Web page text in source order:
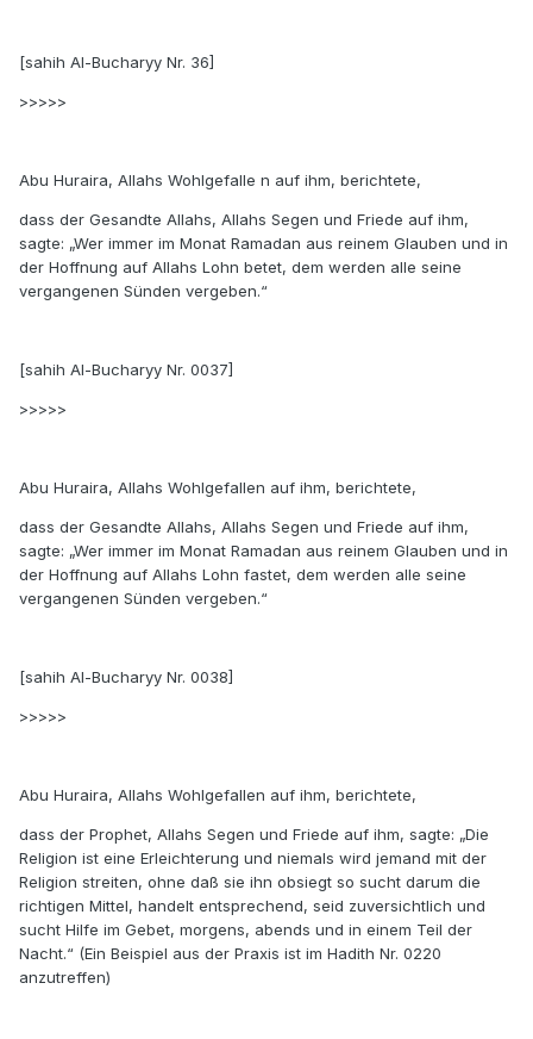
[sahih Al-Bucharyy Nr. 36]
>>>>>
Abu Huraira, Allahs Wohlgefalle n auf ihm, berichtete,
dass der Gesandte Allahs, Allahs Segen und Friede auf ihm,
sagte: „Wer immer im Monat Ramadan aus reinem Glauben und in
der Hoffnung auf Allahs Lohn betet, dem werden alle seine
vergangenen Sünden vergeben.“
[sahih Al-Bucharyy Nr. 0037]
>>>>>
Abu Huraira, Allahs Wohlgefallen auf ihm, berichtete,
dass der Gesandte Allahs, Allahs Segen und Friede auf ihm,
sagte: „Wer immer im Monat Ramadan aus reinem Glauben und in
der Hoffnung auf Allahs Lohn fastet, dem werden alle seine
vergangenen Sünden vergeben.“
[sahih Al-Bucharyy Nr. 0038]
>>>>>
Abu Huraira, Allahs Wohlgefallen auf ihm, berichtete,
dass der Prophet, Allahs Segen und Friede auf ihm, sagte: „Die
Religion ist eine Erleichterung und niemals wird jemand mit der
Religion streiten, ohne daß sie ihn obsiegt so sucht darum die
richtigen Mittel, handelt entsprechend, seid zuversichtlich und
sucht Hilfe im Gebet, morgens, abends und in einem Teil der
Nacht.“ (Ein Beispiel aus der Praxis ist im Hadith Nr. 0220
anzutreffen)